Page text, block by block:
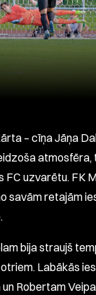
– cīņa Jāņa
atmosfēra,
FC uzvarētu. FK
savām retajām
bija straujš
Labākās
Robertam